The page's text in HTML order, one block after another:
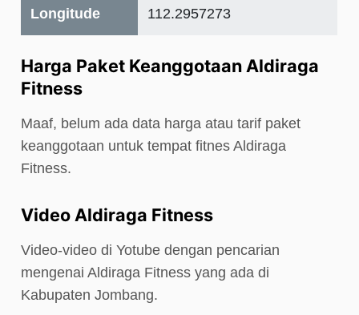
Longitude 112.2957273
Harga Paket Keanggotaan Aldiraga
Fitness
Maaf, belum ada data harga atau tarif paket
keanggotaan untuk tempat fitnes Aldiraga
Fitness.
Video Aldiraga Fitness
Video-video di Yotube dengan pencarian
mengenai Aldiraga Fitness yang ada di
Kabupaten Jombang.